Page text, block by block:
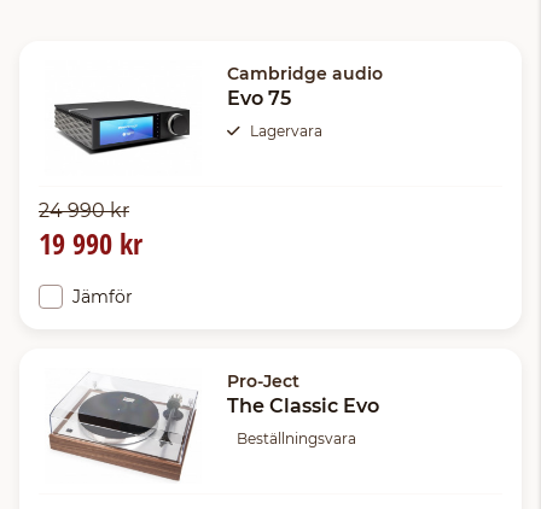
Cambridge audio
Evo 75
Lagervara
24 990 kr
19 990 kr
Jämför
Pro-Ject
The Classic Evo
Beställningsvara